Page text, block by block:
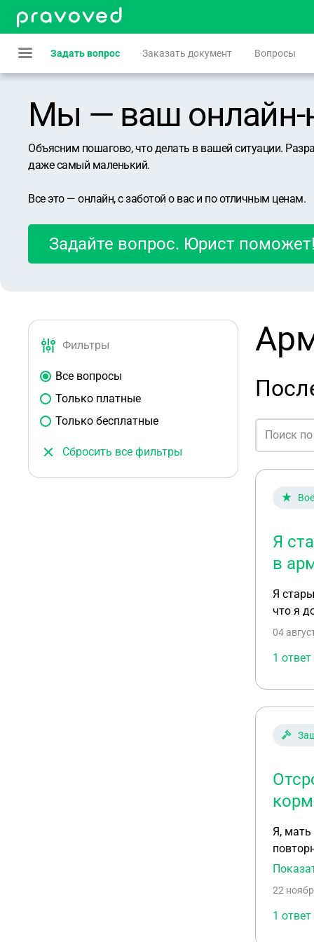
Задать вопрос Заказать документ Вопросы
Мы — ваш онлайн-
Объясним пошагово, что делать в вашей ситуации.
даже самый маленький.
Все это — онлайн, с заботой о вас и по отличным ценам.
Задайте вопрос. Юрист поможет!
Фильтры
Все вопросы
Только платные
Только бесплатные
Сбросить все фильтры
Я
в
Я
что я
04
1 ответ
Я,
мужем
22
1 ответ